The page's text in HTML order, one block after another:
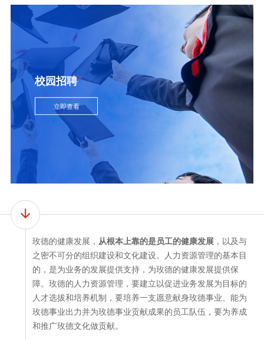
校园招聘
立即查看
玫德的健康发展， 从根本上靠的是员工的健康发展，以及与
之密不可分的组织建设和文化建设。人力资源管理的基本目
的，是为业务的发展提供支持，为玫德的健康发展提供保
障。玫德的人力资源管理，要建立以促进业务发展为目标的
人才选拔和培养机制，要培养一支愿意献身玫德事业、能为
玫德事业出力并为玫德事业贡献成果的员工队伍，要为养成
和推广玫德文化做贡献。